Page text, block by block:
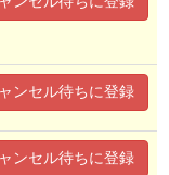
ンセル待ちに登録
ンセル待ちに登録